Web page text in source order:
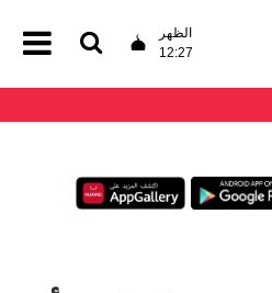
الظهر
12:27